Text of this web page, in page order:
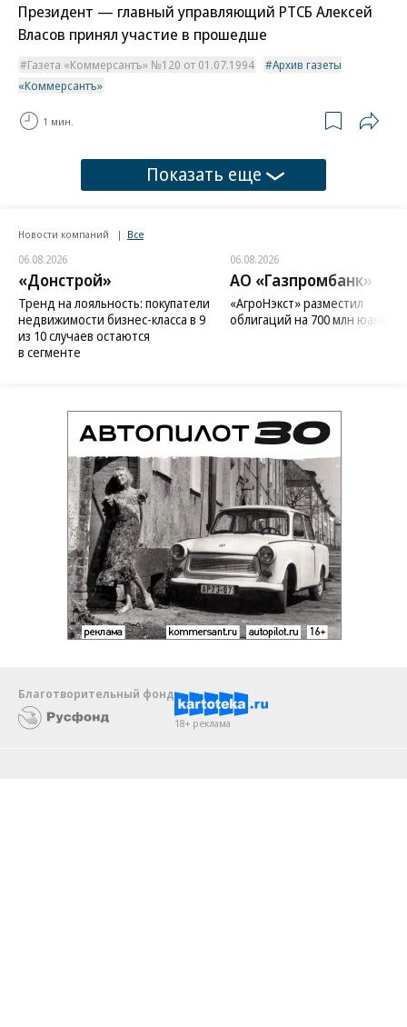
Президент — главный управляющий РТСБ Алексей
Власов принял участие в прошедше
Газета «Коммерсантъ» №120 от 01.07.1994
Архив газеты
«Коммерсантъ»
1 мин.
Показать еще
Новости компаний Все
06.08.2026
«Донстрой»
Тренд на лояльность: покупатели
недвижимости бизнес-класса в 9
из 10 случаев остаются
в сегменте
06.08.2026
АО «Газпромбанк»
«АгроНэкст» разместил
облигаций на 700 млн юаней
Благотворительный фонд
18+ реклама